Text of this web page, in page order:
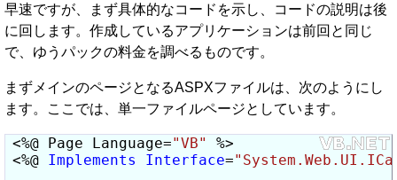
早速ですが、まず具体的なコードを示し、コードの説明は後
に回します。作成しているアプリケーションは前回と同じ
で、ゆうパックの料金を調べるものです。
まずメインのページとなるASPXファイルは、次のようにし
ます。ここでは、単一ファイルページとしています。
<%@ Page Language="VB"
%>
<%@ Implements Interface=